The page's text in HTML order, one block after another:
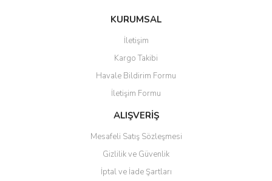
Gönder
KURUMSAL
İletişim
Kargo Takibi
Havale Bildirim Formu
İletişim Formu
ALIŞVERİŞ
Mesafeli Satış Sözleşmesi
Gizlilik ve Güvenlik
İptal ve İade Şartları